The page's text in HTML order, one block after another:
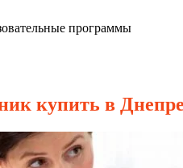
программы
купить в